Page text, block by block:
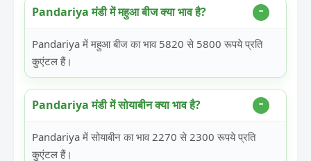
Pandariya मंडी में महुआ बीज क्या भाव है?
Pandariya में महुआ बीज का भाव 5820 से 5800 रूपये प्रति
कुएंटल हैं।
Pandariya मंडी में सोयाबीन क्या भाव है?
Pandariya में सोयाबीन का भाव 2270 से 2300 रूपये प्रति
कुएंटल हैं।